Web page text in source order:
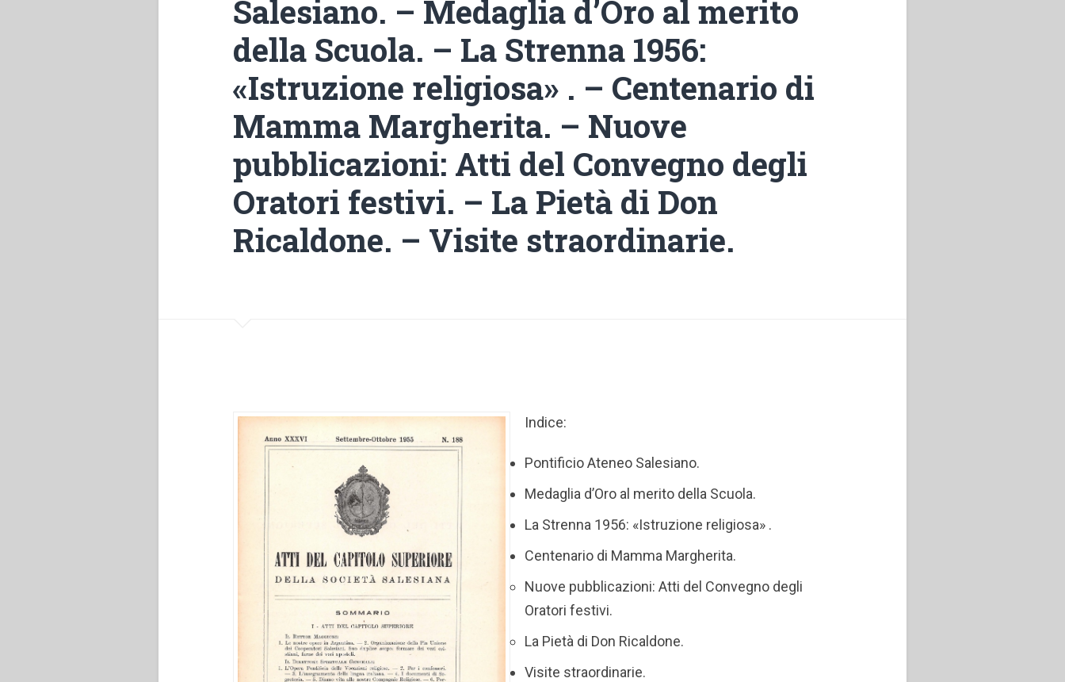
Salesiano. – Medaglia d’Oro al merito
della Scuola. – La Strenna 1956:
«Istruzione religiosa» . – Centenario di
Mamma Margherita. – Nuove
pubblicazioni: Atti del Convegno degli
Oratori festivi. – La Pietà di Don
Ricaldone. – Visite straordinarie.
Indice:
Pontificio Ateneo Salesiano.
Medaglia d’Oro al merito della Scuola.
La Strenna 1956: «Istruzione religiosa» .
Centenario di Mamma Margherita.
Nuove pubblicazioni: Atti del Convegno degli
Oratori festivi.
La Pietà di Don Ricaldone.
Visite straordinarie.